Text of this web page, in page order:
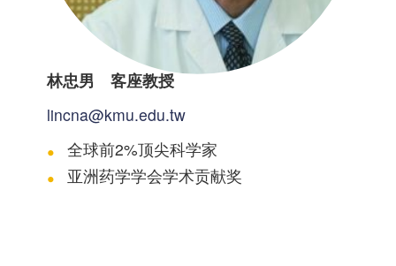
林忠男 客座教授
lincna@kmu.edu.tw
全球前2%顶尖科学家
亚洲药学学会学术贡献奖